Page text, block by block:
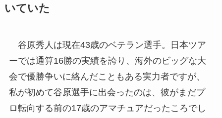
いていた
谷原秀人は現在43歳のベテラン選手。日本ツア
ーでは通算16勝の実績を誇り、海外のビッグな大
会で優勝争いに絡んだこともある実力者ですが、
私が初めて谷原選手に出会ったのは、彼がまだプ
ロ転向する前の17歳のアマチュアだったころでし